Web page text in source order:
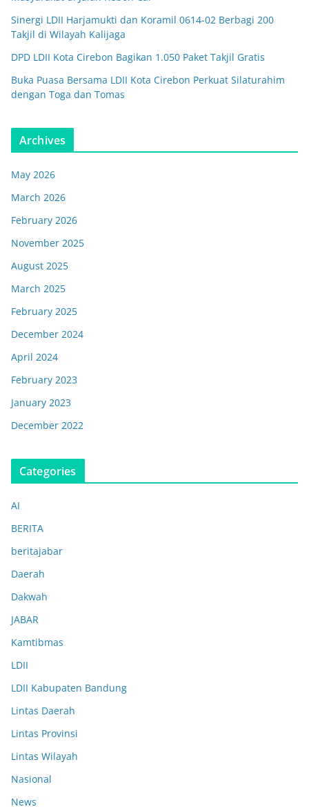
Sinergi LDII Harjamukti dan Koramil 0614-02 Berbagi 200
Takjil di Wilayah Kalijaga
DPD LDII Kota Cirebon Bagikan 1.050 Paket Takjil Gratis
Buka Puasa Bersama LDII Kota Cirebon Perkuat Silaturahim
dengan Toga dan Tomas
Archives
May 2026
March 2026
February 2026
November 2025
August 2025
March 2025
February 2025
December 2024
April 2024
February 2023
January 2023
December 2022
Categories
AI
BERITA
beritajabar
Daerah
Dakwah
JABAR
Kamtibmas
LDII
LDII Kabupaten Bandung
Lintas Daerah
Lintas Provinsi
Lintas Wilayah
Nasional
News